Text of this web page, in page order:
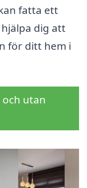
fatta ett
dig att
för ditt hem i
utan